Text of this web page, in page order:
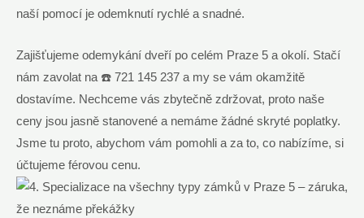
naší pomocí je odemknutí rychlé a snadné.
Zajišťujeme odemykání dveří po celém Praze 5 a okolí. Stačí
nám zavolat na ☎️ 721 145 237 a my se vám okamžitě
dostavíme. Nechceme vás zbytečně zdržovat, proto naše
ceny jsou jasně stanovené a nemáme žádné skryté poplatky.
Jsme tu proto, abychom vám pomohli a za to, co nabízíme, si
účtujeme férovou cenu.